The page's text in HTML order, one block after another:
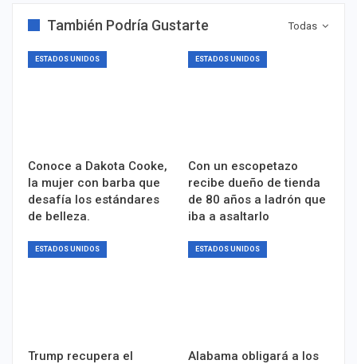
Todas
También Podría Gustarte
ESTADOS UNIDOS
Conoce a Dakota Cooke,
la mujer con barba que
desafía los estándares
de belleza.
ESTADOS UNIDOS
Con un escopetazo
recibe dueño de tienda
de 80 años a ladrón que
iba a asaltarlo
ESTADOS UNIDOS
Trump recupera el
ESTADOS UNIDOS
Alabama obligará a los